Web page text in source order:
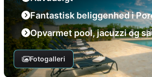
Fantastisk beliggenhed i
Opvarmet pool, jacuzzi og
Fotogalleri